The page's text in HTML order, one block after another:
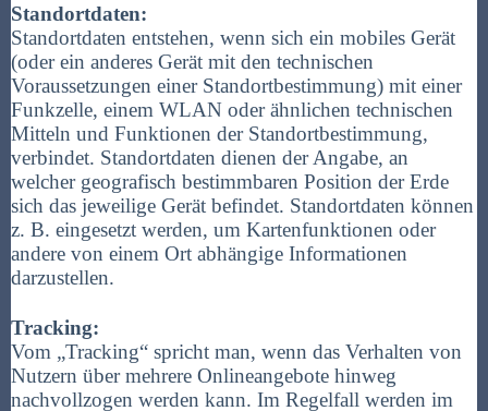
Standortdaten:
Standortdaten entstehen, wenn sich ein mobiles Gerät
(oder ein anderes Gerät mit den technischen
Voraussetzungen einer Standortbestimmung) mit einer
Funkzelle, einem WLAN oder ähnlichen technischen
Mitteln und Funktionen der Standortbestimmung,
verbindet. Standortdaten dienen der Angabe, an
welcher geografisch bestimmbaren Position der Erde
sich das jeweilige Gerät befindet. Standortdaten können
z. B. eingesetzt werden, um Kartenfunktionen oder
andere von einem Ort abhängige Informationen
darzustellen.
Tracking:
Vom „Tracking“ spricht man, wenn das Verhalten von
Nutzern über mehrere Onlineangebote hinweg
nachvollzogen werden kann. Im Regelfall werden im